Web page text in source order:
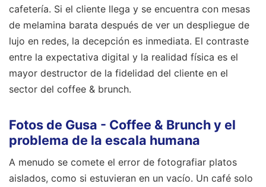
cafetería. Si el cliente llega y se encuentra con mesas
de melamina barata después de ver un despliegue de
lujo en redes, la decepción es inmediata. El contraste
entre la expectativa digital y la realidad física es el
mayor destructor de la fidelidad del cliente en el
sector del coffee & brunch.
Fotos de Gusa - Coffee & Brunch y el
problema de la escala humana
A menudo se comete el error de fotografiar platos
aislados, como si estuvieran en un vacío. Un café solo